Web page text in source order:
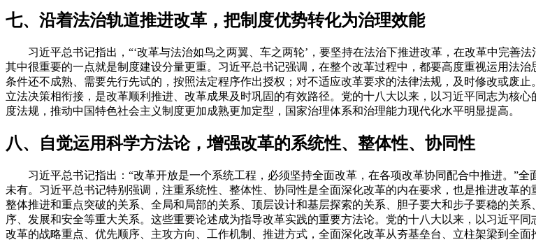
七、沿着法治轨道推进改革，把制度优势转化为治理效能
习近平总书记指出，“‘改革与法治如鸟之两翼、车之两轮’，要坚持在法治下推进改革，在改革中完善法
其中很重要的一点就是制度建设分量更重。习近平总书记强调，在整个改革过程中，都要高度重视运用法
条件还不成熟、需要先行先试的，按照法定程序作出授权；对不适应改革要求的法律法规，及时修改或废
立法决策相衔接，是改革顺利推进、改革成果及时巩固的有效路径。党的十八大以来，以习近平同志为核
度法规，推动中国特色社会主义制度更加成熟更加定型，国家治理体系和治理能力现代化水平明显提高。
八、自觉运用科学方法论，增强改革的系统性、整体性、协同性
习近平总书记指出：“改革开放是一个系统工程，必须坚持全面改革，在各项改革协同配合中推进。”全
未有。习近平总书记特别强调，注重系统性、整体性、协同性是全面深化改革的内在要求，也是推进改革
整体推进和重点突破的关系、全局和局部的关系、顶层设计和基层探索的关系、胆子要大和步子要稳的关
序、发展和安全等重大关系。这些重要论述成为指导改革实践的重要方法论。党的十八大以来，以习近平
改革的战略重点、优先顺序、主攻方向、工作机制、推进方式，全面深化改革从夯基垒台、立柱架梁到全